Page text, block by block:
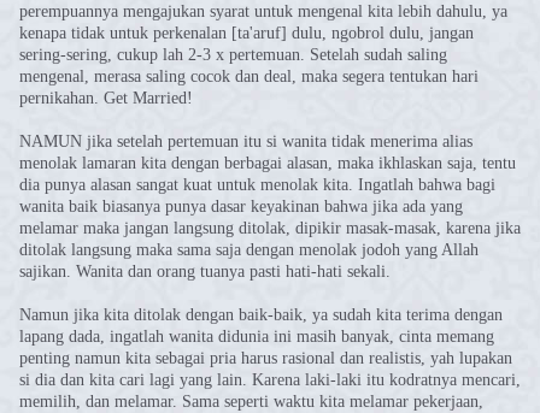
perempuannya mengajukan syarat untuk mengenal kita lebih dahulu, ya
kenapa tidak untuk perkenalan [ta'aruf] dulu, ngobrol dulu, jangan
sering-sering, cukup lah 2-3 x pertemuan. Setelah sudah saling
mengenal, merasa saling cocok dan deal, maka segera tentukan hari
pernikahan. Get Married!
NAMUN jika setelah pertemuan itu si wanita tidak menerima alias
menolak lamaran kita dengan berbagai alasan, maka ikhlaskan saja, tentu
dia punya alasan sangat kuat untuk menolak kita. Ingatlah bahwa bagi
wanita baik biasanya punya dasar keyakinan bahwa jika ada yang
melamar maka jangan langsung ditolak, dipikir masak-masak, karena jika
ditolak langsung maka sama saja dengan menolak jodoh yang Allah
sajikan. Wanita dan orang tuanya pasti hati-hati sekali.
Namun jika kita ditolak dengan baik-baik, ya sudah kita terima dengan
lapang dada, ingatlah wanita didunia ini masih banyak, cinta memang
penting namun kita sebagai pria harus rasional dan realistis, yah lupakan
si dia dan kita cari lagi yang lain. Karena laki-laki itu kodratnya mencari,
memilih, dan melamar. Sama seperti waktu kita melamar pekerjaan,